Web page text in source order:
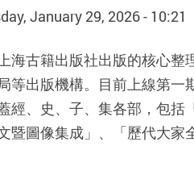
January 29, 2026 - 10:21
海古籍出版社出版的核心
等出版機構。目前上線第一
經、史、子、集各部，包
暨圖像集成」、「歷代大